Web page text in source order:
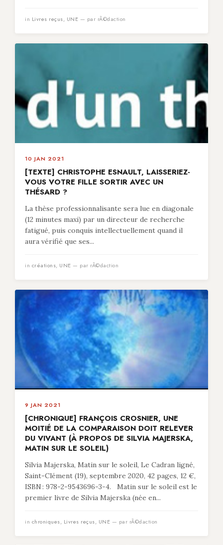
in Livres reçus, UNE — par rÃ©daction
10 JAN 2021
[TEXTE] CHRISTOPHE ESNAULT, LAISSERIEZ-
VOUS VOTRE FILLE SORTIR AVEC UN
THÉSARD ?
La thèse professionnalisante sera lue en diagonale
(12 minutes maxi) par un directeur de recherche
fatigué, puis conquis intellectuellement quand il
aura vérifié que ses...
in créations, UNE — par rÃ©daction
9 JAN 2021
[CHRONIQUE] FRANÇOIS CROSNIER, UNE
MOITIÉ DE LA COMPARAISON DOIT RELEVER
DU VIVANT (À PROPOS DE SILVIA MAJERSKA,
MATIN SUR LE SOLEIL)
Silvia Majerska, Matin sur le soleil, Le Cadran ligné,
Saint-Clément (19), septembre 2020, 42 pages, 12 €,
ISBN : 978-2-9543696-3-4. Matin sur le soleil est le
premier livre de Silvia Majerska (née en...
in chroniques, Livres reçus, UNE — par rÃ©daction